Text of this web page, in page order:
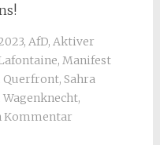
, AfD, Aktiver
, Manifest
Querfront, Sahra
Wagenknecht,
Kommentar